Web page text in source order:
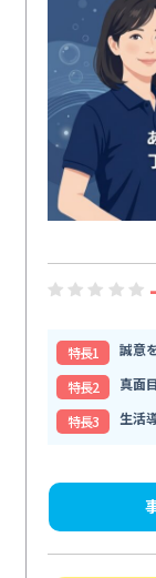
-
特⻑1
誠意
特⻑2
真面
特⻑3
生活